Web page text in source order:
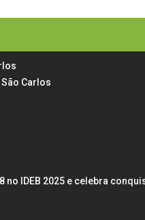
Carlos
no IDEB 2025 e celebra